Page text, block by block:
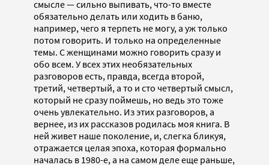
смысле — сильно выпивать, что-то вместе
обязательно делать или ходить в баню,
например, чего я терпеть не могу, а уж только
потом говорить. И только на определенные
темы. С женщинами можно говорить сразу и
обо всем. У всех этих необязательных
разговоров есть, правда, всегда второй,
третий, четвертый, а то и сто четвертый смысл,
который не сразу поймешь, но ведь это тоже
очень увлекательно. Из этих разговоров, а
вернее, из их рассказов родилась моя книга. В
ней живет наше поколение, и, слегка бликуя,
отражается целая эпоха, которая формально
началась в 1980-е, а на самом деле еще раньше,